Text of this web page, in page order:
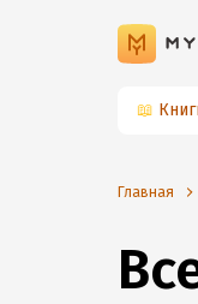
📖
Главная